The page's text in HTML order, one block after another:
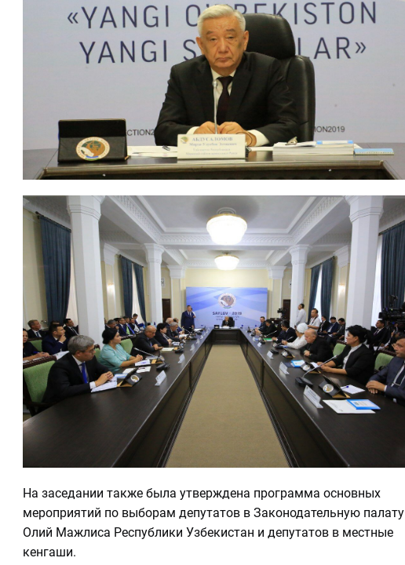
На заседании также была утверждена программа основных
мероприятий по выборам депутатов в Законодательную палату
Олий Мажлиса Республики Узбекистан и депутатов в местные
кенгаши.